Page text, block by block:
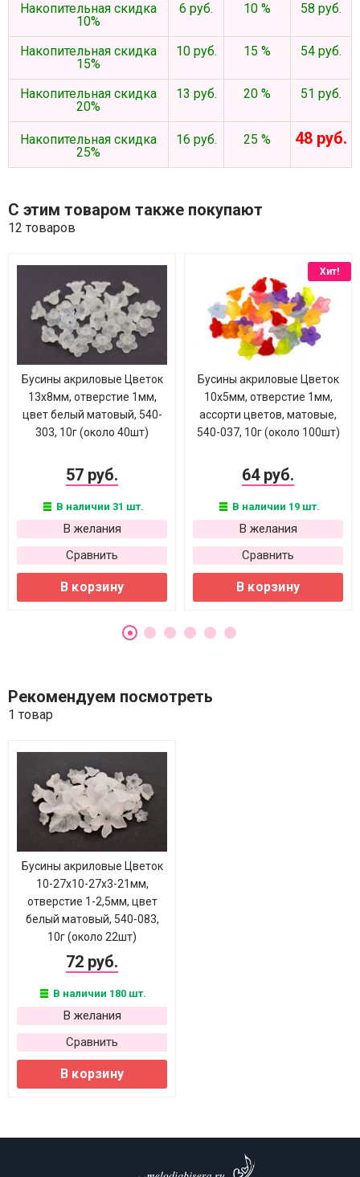
Накопительная скидка
10%
6 руб. 10 % 58 руб.
Накопительная скидка
15%
10 руб. 15 % 54 руб.
Накопительная скидка
20%
13 руб. 20 % 51 руб.
Накопительная скидка
25%
16 руб. 25 % 48 руб.
С этим товаром также покупают
12 товаров
Бусины акриловые Цветок
13х8мм, отверстие 1мм,
цвет белый матовый, 540-
303, 10г (около 40шт)
57 руб.
В наличии 31 шт.
В желания
Сравнить
В корзину
Хит!
Бусины акриловые Цветок
10х5мм, отверстие 1мм,
ассорти цветов, матовые,
540-037, 10г (около 100шт)
64 руб.
В наличии 19 шт.
В желания
Сравнить
В корзину
Рекомендуем посмотреть
1 товар
Бусины акриловые Цветок
10-27х10-27х3-21мм,
отверстие 1-2,5мм, цвет
белый матовый, 540-083,
10г (около 22шт)
72 руб.
В наличии 180 шт.
В желания
Сравнить
В корзину